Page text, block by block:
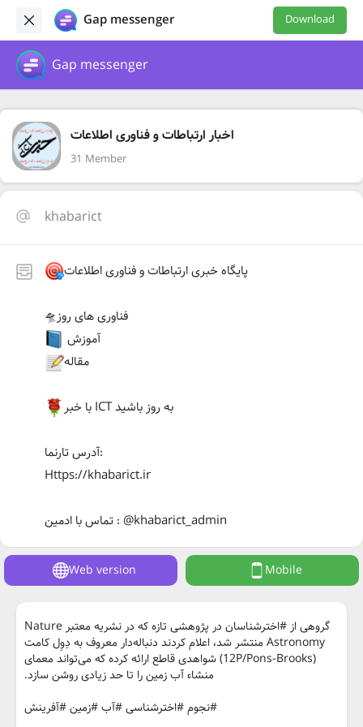
Gap messenger Download
Gap messenger
اخبار ارتباطات و فناوری اطلاعات
31 Member
khabarict
پایگاه خبری ارتباطات و فناوری اطلاعات
🛸فناوری های روز
آموزش
مقاله
با خبر ICT به روز باشید
آدرس تارنما:
Https://khabarict.ir
تماس با ادمین : @khabarict_admin
Web version Mobile
گروهی از #اخترشناسان در پژوهشی تازه که در نشریه معتبر Nature
Astronomy منتشر شد، اعلام کردند دنباله‌دار معروف به دِوِل کامت
(12P/Pons-Brooks) شواهدی قاطع ارائه کرده که می‌تواند معمای
منشاء آب زمین را تا حد زیادی روشن سازد.
#نجوم #اخترشناسی #آب #زمین #آفرینش